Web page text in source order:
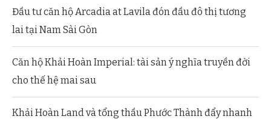
Đầu tư căn hộ Arcadia at Lavila đón đầu đô thị tương
lai tại Nam Sài Gòn
Căn hộ Khải Hoàn Imperial: tài sản ý nghĩa truyền đời
cho thế hệ mai sau
Khải Hoàn Land và tổng thầu Phước Thành đẩy nhanh